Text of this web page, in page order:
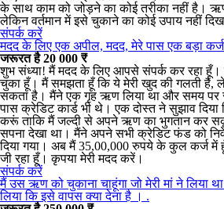
के साथ काम को जोड़ने का कोई तरीका नहीं है।
लेकिन वर्तमान में इसे चुकाने का कोई उपाय नहीं दिख
संपर्क करें
मदद के लिए एक अपील, मदद, मेरे पास एक बड़ा
जरूरत है 20 000 ₹
शुभ संध्या! मैं मदद के लिए आपसे संपर्क कर रहा हूँ।
चुका हूँ। मैं समझता हूँ कि ये मेरी खुद की गलती है,
सकता है। मैंने एक गृह ऋण लिया था और समय पर
पास क्रेडिट कार्ड भी थे। एक दोस्त ने सुझाव
करूं ताकि मैं जल्दी से अपने ऋण का भुगतान कर
सपना देखा था। मैंने अपने सभी क्रेडिट फंड को
दिया गया। अब मैं 35,00,000 रुपये के कुल कर्ज
जी रहा हूँ। कृपया मेरी मदद करें।
संपर्क करें
मैं उस ऋण को चुकाना चाहूंगा जो मेरी मां ने लिया
लिया कि इसे वापस क्या देना है । .